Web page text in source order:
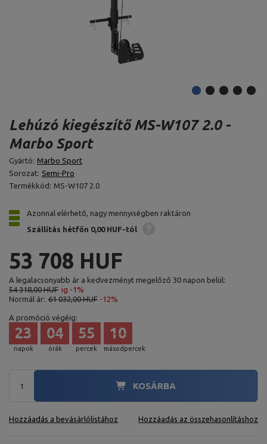
Lehúzó kiegészítő MS-W107 2.0 -
Marbo Sport
Gyártó: Marbo Sport
Sorozat: Semi-Pro
Termékkód: MS-W107 2.0
Azonnal elérhető, nagy mennyiségben raktáron
Szállítás hétfőn 0,00 HUF-tól
53 708 HUF
A legalacsonyabb ár a kedvezményt megelőző 30 napon belül:
54 318,00 HUF ig -1%
Normál ár: 61 032,00 HUF -12%
A promóció végéig:
napok
23
órák
04
percek
55
másodpercek
08
KOSÁRBA
Hozzáadás a bevásárlólistához Hozzáadás az összehasonlításhoz